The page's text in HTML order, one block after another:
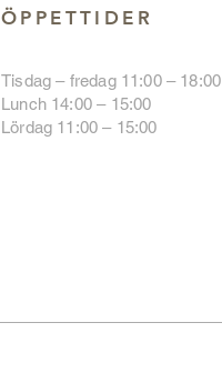
ÖPPETTIDER
Tisdag – fredag 11:00 – 18:00
Lunch 14:00 – 15:00
Lördag 11:00 – 15:00